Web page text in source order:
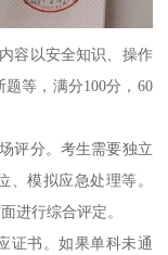
容以安全知识、操作
等，满分100分，60
评分。考生需要独立
模拟应急处理等。
进行综合评定。
证书。如果单科未通